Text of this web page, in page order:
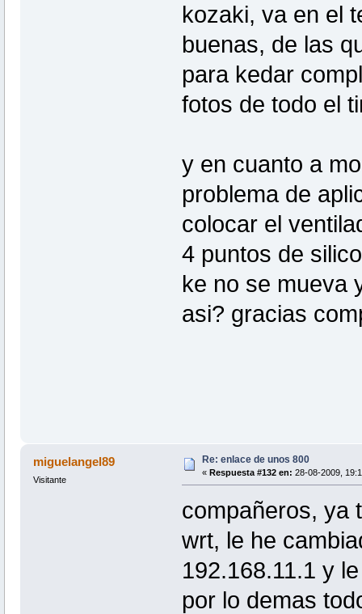
kozaki, va en el
buenas, de las
para kedar
fotos de todo el
y en cuanto a
problema de
colocar el
4 puntos de
ke no se mueva
asi? gracias
miguelangel89
Visitante
Re: enlace de unos 800
« Respuesta #132 en: 28-08-2009,
compañeros, ya
wrt, le he
192.168.11.1 y
por lo demas